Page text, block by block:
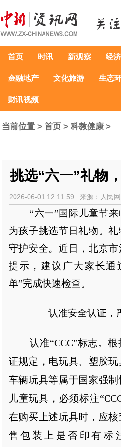
首页 时讯 新观察 经
金融地产 文化旅游 生态
财讯视频
当前位置 >首页 >科教健康 >
挑选“六一”礼物
2026-06-01 12:11:59 来源：人民
“六一”国际儿童节来
为孩子挑选节日礼物。
守护安全。近日，北京
提示，建议广大家长通
单”完成快速检查。
——认准安全认证，严
认准“CCC”标志。根
证规定，电玩具、塑胶
车辆玩具等属于国家强
儿童玩具，必须标注
在购买上述玩具时，应
售包装上是否印有标